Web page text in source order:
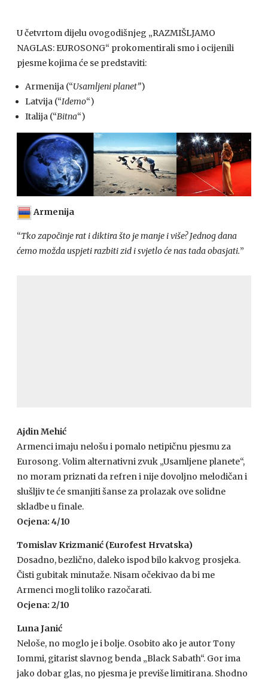
U četvrtom dijelu ovogodišnjeg „RAZMIŠLJAMO
NAGLAS: EUROSONG“ prokomentirali smo i ocijenili
pjesme kojima će se predstaviti:
Armenija (“Usamljeni planet”)
Latvija (“Idemo“)
Italija (“Bitna“)
Armenija
“Tko započinje rat i diktira što je manje i više? Jednog dana
ćemo možda uspjeti razbiti zid i svjetlo će nas tada obasjati.”
Ajdin Mehić
Armenci imaju nelošu i pomalo netipičnu pjesmu za
Eurosong. Volim alternativni zvuk „Usamljene planete“,
no moram priznati da refren i nije dovoljno melodičan i
slušljiv te će smanjiti šanse za prolazak ove solidne
skladbe u finale.
Ocjena: 4/10
Tomislav Krizmanić (Eurofest Hrvatska)
Dosadno, bezlično, daleko ispod bilo kakvog prosjeka.
Čisti gubitak minutaže. Nisam očekivao da bi me
Armenci mogli toliko razočarati.
Ocjena: 2/10
Luna Janić
Neloše, no moglo je i bolje. Osobito ako je autor Tony
Iommi, gitarist slavnog benda „Black Sabath“. Gor ima
jako dobar glas, no pjesma je previše limitirana. Shodno